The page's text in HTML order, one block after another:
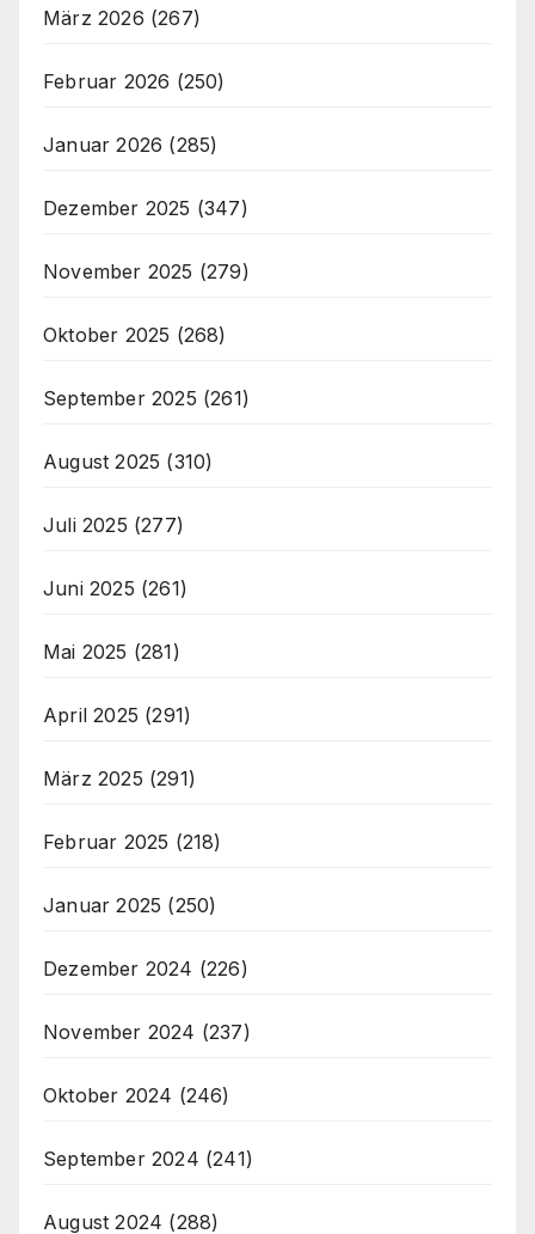
März 2026 (267)
Februar 2026 (250)
Januar 2026 (285)
Dezember 2025 (347)
November 2025 (279)
Oktober 2025 (268)
September 2025 (261)
August 2025 (310)
Juli 2025 (277)
Juni 2025 (261)
Mai 2025 (281)
April 2025 (291)
März 2025 (291)
Februar 2025 (218)
Januar 2025 (250)
Dezember 2024 (226)
November 2024 (237)
Oktober 2024 (246)
September 2024 (241)
August 2024 (288)